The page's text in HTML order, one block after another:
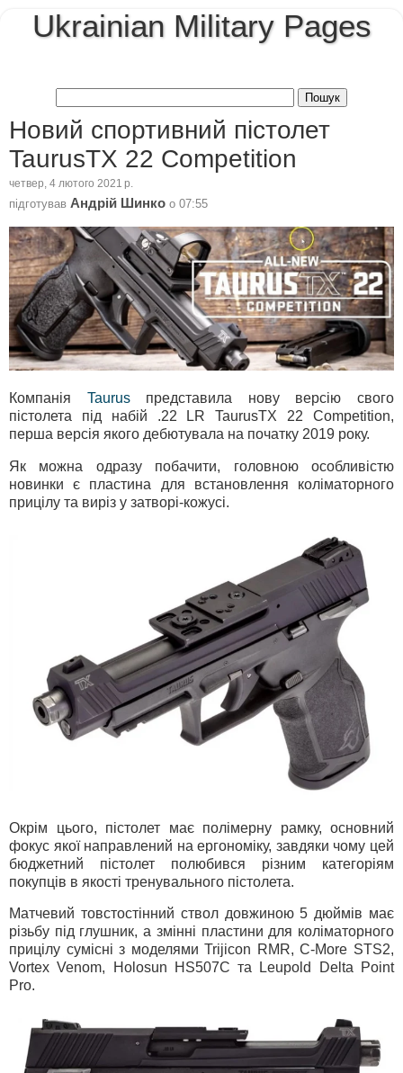
Ukrainian Military Pages
Новий спортивний пістолет
TaurusTX 22 Competition
четвер, 4 лютого 2021 р.
підготував Андрій Шинко о 07:55
Компанія Taurusпредставила нову версію свого
пістолета під набій .22 LR TaurusTX 22 Competition,
перша версія якого дебютувала на початку 2019 року.
Як можна одразу побачити, головною особливістю
новинки є пластина для встановлення коліматорного
прицілу та виріз у затворі-кожусі.
Окрім цього, пістолет має полімерну рамку, основний
фокус якої направлений на ергономіку, завдяки чому цей
бюджетний пістолет полюбився різним категоріям
покупців в якості тренувального пістолета.
Матчевий товстостінний ствол довжиною 5 дюймів має
різьбу під глушник, а змінні пластини для коліматорного
прицілу сумісні з моделями Trijicon RMR, C-More STS2,
Vortex Venom, Holosun HS507C та Leupold Delta Point
Pro.